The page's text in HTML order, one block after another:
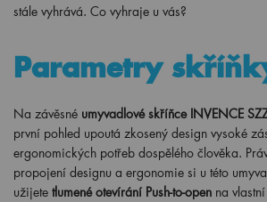
stále vyhrává. Co vyhraje u vás?
Parametry
Na závěsné umyvadlové skříňce INVENCE
první pohled upoutá zkosený design vysoké
ergonomických potřeb dospělého člověka.
propojení designu a ergonomie si u této
užijete tlumené otevírání Push-to-open na